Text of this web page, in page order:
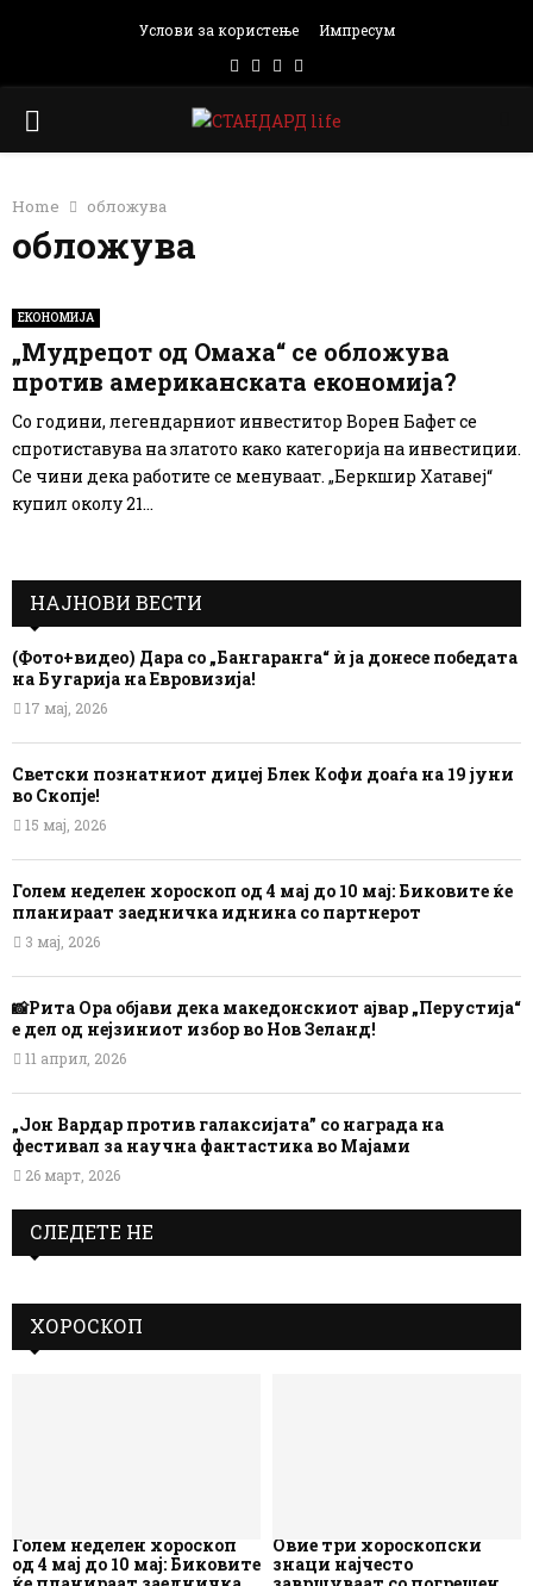
Услови за користење Импресум
Facebook
Instagram
Email
PRIMARY
Home обложува
обложува
ЕКОНОМИЈА
„Мудрецот од Омаха“ се обложува
против американската економија?
Со години, легендарниот инвеститор Ворен Бафет се
спротиставува на златото како категорија на инвестиции.
Се чини дека работите се менуваат. „Беркшир Хатавеј“
купил околу 21...
НАЈНОВИ ВЕСТИ
(Фото+видео) Дара со „Бангаранга“ ѝ ја донесе победата
на Бугарија на Евровизија!
17 мај, 2026
Светски познатниот диџеј Блек Кофи доаѓа на 19 јуни
во Скопје!
15 мај, 2026
Голем неделен хороскоп од 4 мај до 10 мај: Биковите ќе
планираат заедничка иднина со партнерот
3 мај, 2026
📸Рита Ора објави дека македонскиот ајвар „Перустија“
е дел од нејзиниот избор во Нов Зеланд!
11 април, 2026
„Јон Вардар против галаксијата” со награда на
фестивал за научна фантастика во Мајами
26 март, 2026
СЛЕДЕТЕ НЕ
ХОРОСКОП
Голем неделен хороскоп
од 4 мај до 10 мај: Биковите
Овие три хороскопски
знаци најчесто